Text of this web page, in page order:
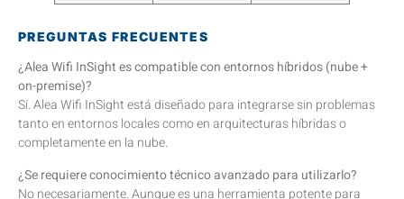
PREGUNTAS FRECUENTES
¿Alea Wifi InSight es compatible con entornos híbridos (nube +
on-premise)?
Sí. Alea Wifi InSight está diseñado para integrarse sin problemas
tanto en entornos locales como en arquitecturas híbridas o
completamente en la nube.
¿Se requiere conocimiento técnico avanzado para utilizarlo?
No necesariamente. Aunque es una herramienta potente para